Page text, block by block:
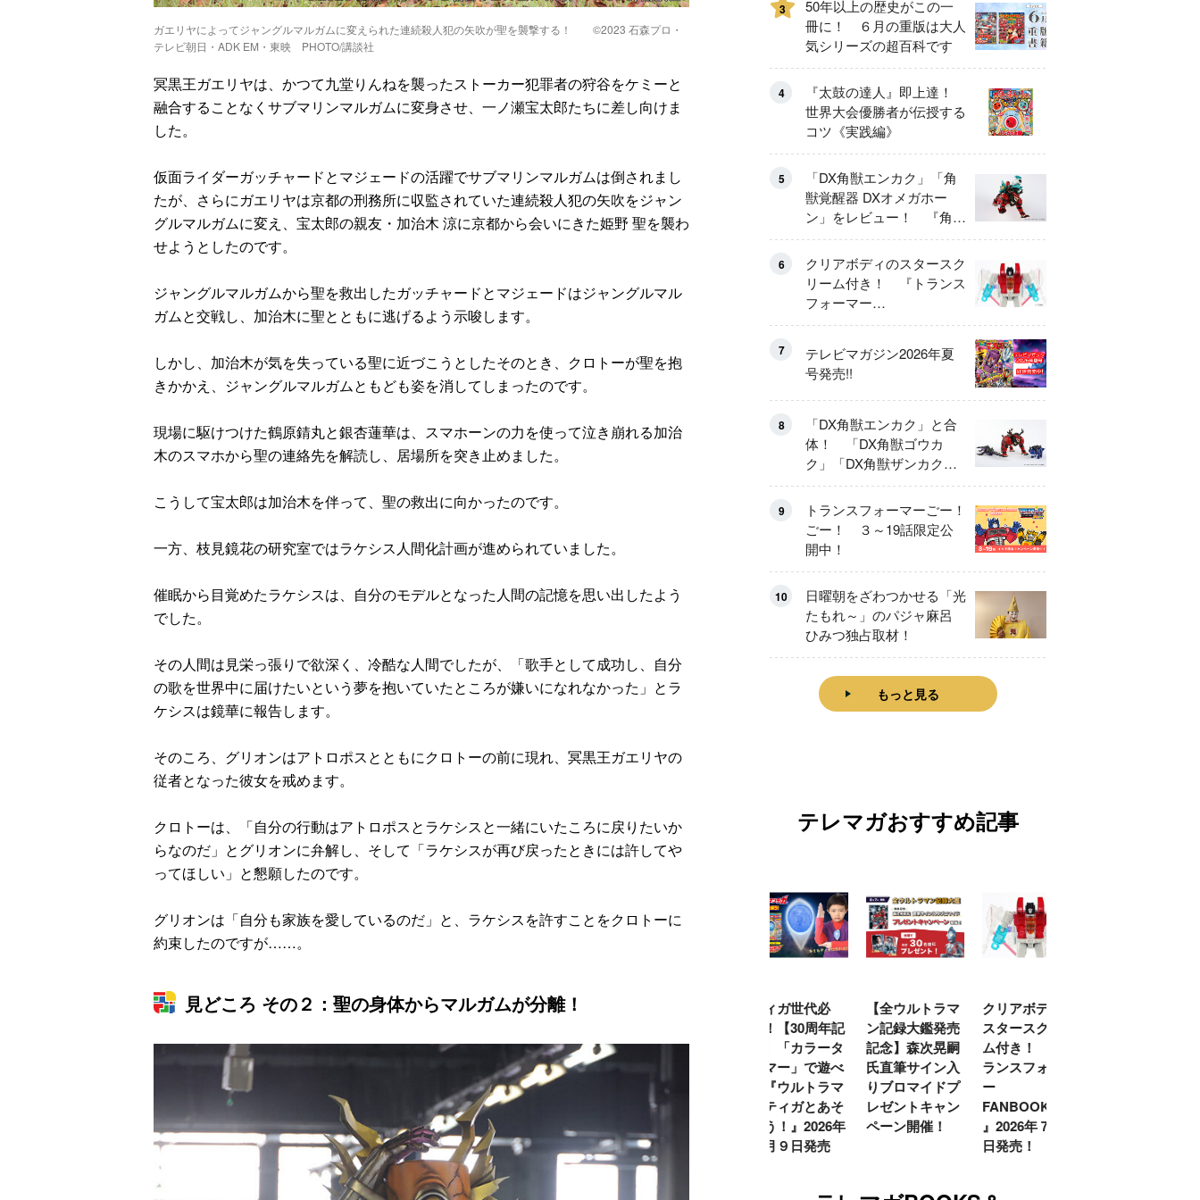
ガエリヤによってジャングルマルガムに変えられた連続殺人犯の矢吹が聖を襲撃する！ ©2023 石森プロ・
テレビ朝日・ADK EM・東映 PHOTO/講談社
冥黒王ガエリヤは、かつて九堂りんねを襲ったストーカー犯罪者の狩谷をケミーと
融合することなくサブマリンマルガムに変身させ、一ノ瀬宝太郎たちに差し向けま
した。
仮面ライダーガッチャードとマジェードの活躍でサブマリンマルガムは倒されまし
たが、さらにガエリヤは京都の刑務所に収監されていた連続殺人犯の矢吹をジャン
グルマルガムに変え、宝太郎の親友・加治木 涼に京都から会いにきた姫野 聖を襲わ
せようとしたのです。
ジャングルマルガムから聖を救出したガッチャードとマジェードはジャングルマル
ガムと交戦し、加治木に聖とともに逃げるよう示唆します。
しかし、加治木が気を失っている聖に近づこうとしたそのとき、クロトーが聖を抱
きかかえ、ジャングルマルガムともども姿を消してしまったのです。
現場に駆けつけた鶴原錆丸と銀杏蓮華は、スマホーンの力を使って泣き崩れる加治
木のスマホから聖の連絡先を解読し、居場所を突き止めました。
こうして宝太郎は加治木を伴って、聖の救出に向かったのです。
一方、枝見鏡花の研究室ではラケシス人間化計画が進められていました。
催眠から目覚めたラケシスは、自分のモデルとなった人間の記憶を思い出したよう
でした。
その人間は見栄っ張りで欲深く、冷酷な人間でしたが、「歌手として成功し、自分
の歌を世界中に届けたいという夢を抱いていたところが嫌いになれなかった」とラ
ケシスは鏡華に報告します。
そのころ、グリオンはアトロポスとともにクロトーの前に現れ、冥黒王ガエリヤの
従者となった彼女を戒めます。
クロトーは、「自分の行動はアトロポスとラケシスと一緒にいたころに戻りたいか
らなのだ」とグリオンに弁解し、そして「ラケシスが再び戻ったときには許してや
ってほしい」と懇願したのです。
グリオンは「自分も家族を愛しているのだ」と、ラケシスを許すことをクロトーに
約束したのですが……。
見どころ その２：聖の身体からマルガムが分離！
3
50年以上の歴史がこの一
冊に！ ６月の重版は大人
気シリーズの超百科です
4
『太鼓の達人』即上達！
世界大会優勝者が伝授する
コツ《実践編》
5
「DX角獣エンカク」「角
獣覚醒器 DXオメガホー
ン」をレビュー！ 『角醒
ハンター オメガホーン』
の玩具展開がスタート！
6
クリアボディのスタースク
リーム付き！ 『トランス
フォーマー
FANBOOK2026』2026年
7
テレビマガジン2026年夏
号発売!!
8
「DX角獣エンカク」と合
体！ 「DX角獣ゴウカ
ク」「DX角獣ザンカク」
をレビュー！
9
トランスフォーマーごー！
ごー！ ３～19話限定公
開中！
10
日曜朝をざわつかせる「光
たもれ～」のパジャ麻呂
ひみつ独占取材！
もっと見る
テレマガおすすめ記事
【特別編】トラ
ごー！ごー！
【月イチ更新】
【第6話更新
トランスフォー
ウルトラマンシ
念！ ウルトラ
シ・ダンを演じ
た森次晃嗣氏特
別インタビュー
仮面ライダー誕
念！ 仮面ライ
ダー１号＝本郷
猛を演じた藤岡
弘、氏特別イン
タビュー
売!!
ティガ世代必
見！【30周年記
念】「カラータ
イマー」で遊べ
る『ウルトラマ
ンティガとあそ
ぼう！』2026年
７月９日発売
【全ウルトラマ
ン記録大鑑発売
記念】森次晃嗣
氏直筆サイン入
りブロマイドプ
レゼントキャン
ペーン開催！
クリアボディの
スタースクリー
ム付き！ 『ト
ランスフォーマ
ー
FANBOOK2026
』2026年７月31
日発売！